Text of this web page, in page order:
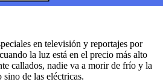
en televisión y reportajes por
la luz está en el precio más alto
callados, nadie va a morir de frío y la
de las eléctricas.